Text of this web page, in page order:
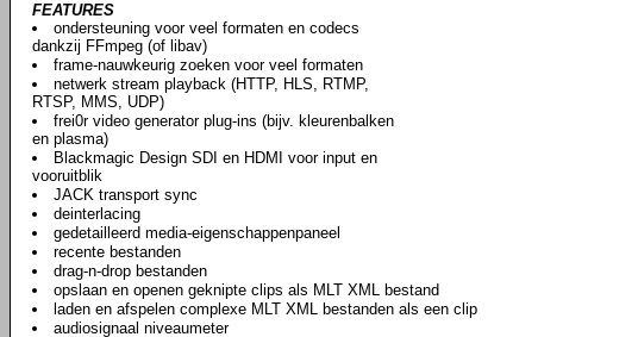
FEATURES
ondersteuning voor veel formaten en codecs
dankzij FFmpeg (of libav)
frame-nauwkeurig zoeken voor veel formaten
netwerk stream playback (HTTP, HLS, RTMP,
RTSP, MMS, UDP)
frei0r video generator plug-ins (bijv. kleurenbalken
en plasma)
Blackmagic Design SDI en HDMI voor input en
vooruitblik
JACK transport sync
deinterlacing
gedetailleerd media-eigenschappenpaneel
recente bestanden
drag-n-drop bestanden
opslaan en openen geknipte clips als MLT XML bestand
laden en afspelen complexe MLT XML bestanden als een clip
audiosignaal niveaumeter